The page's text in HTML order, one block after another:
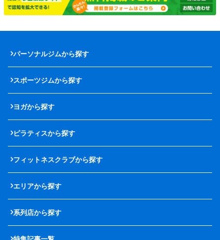
パーソナルジムから探す
スポーツジムから探す
ヨガから探す
ピラティスから探す
フィットネスクラブから探す
エリアから探す
系列店から探す